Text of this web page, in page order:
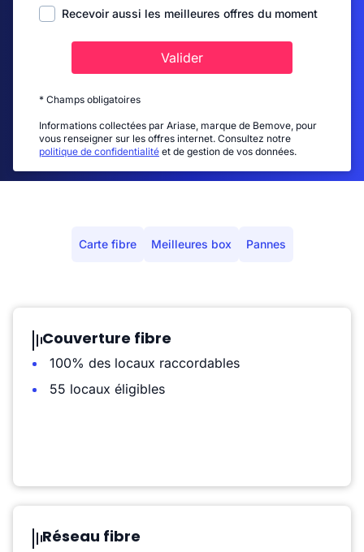
Recevoir aussi les meilleures offres du moment
Valider
* Champs obligatoires
Informations collectées par Ariase, marque de Bemove, pour
vous renseigner sur les offres internet. Consultez notre
politique de confidentialité et de gestion de vos données.
Carte fibre Meilleures box Pannes
Couverture fibre
100% des locaux raccordables
55 locaux éligibles
Réseau fibre